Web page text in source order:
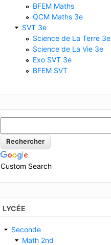
BFEM Maths
QCM Maths 3e
SVT 3e
Science de La Terre 3e
Science de La Vie 3e
Exo SVT 3e
BFEM SVT
Custom Search
LYCÉE
Seconde
Math 2nd